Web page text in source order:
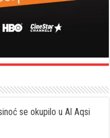
se okupilo u Al Aqsi